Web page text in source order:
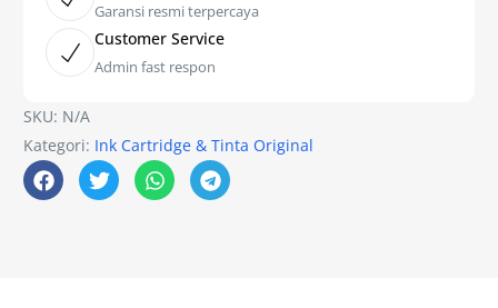
Garansi resmi terpercaya
Customer Service
Admin fast respon
SKU: N/A
Kategori: Ink Cartridge & Tinta Original